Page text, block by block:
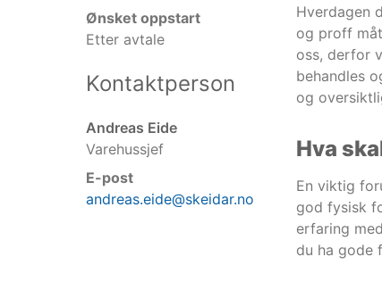
Ønsket oppstart
Etter avtale
Kontaktperson
Andreas Eide
Varehussjef
E-post
andreas.eide@skeidar.no
Hverdagen
og proff
oss, derfor
behandles
og
Hva
En viktig
god fysisk
erfaring
du ha gode